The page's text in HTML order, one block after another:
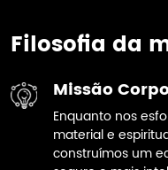
Filosofia da
Missão
Enquanto nos
material e
construímos um